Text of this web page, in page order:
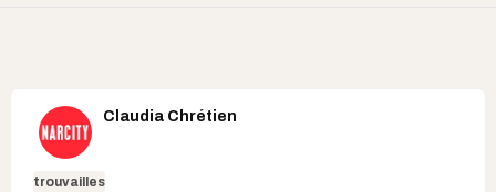
Claudia Chrétien
trouvailles